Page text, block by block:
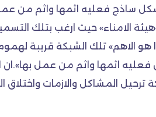
ساذج فعليه اثمها واثم من عمل
الامناء» حيث ارغب بتلك
هو الاهم» تلك الشبكة قريبة
فعليه اثمها واثم من عمل
ترحيل المشاكل والازمات